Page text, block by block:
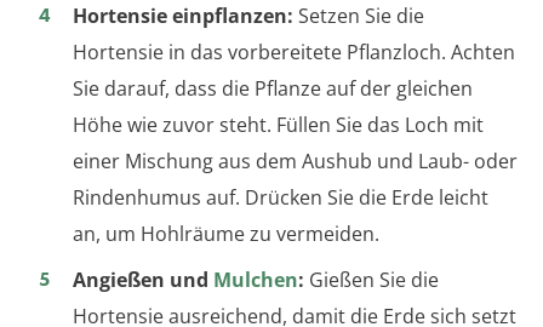
Hortensie einpflanzen: Setzen Sie die
Hortensie in das vorbereitete Pflanzloch. Achten
Sie darauf, dass die Pflanze auf der gleichen
Höhe wie zuvor steht. Füllen Sie das Loch mit
einer Mischung aus dem Aushub und Laub- oder
Rindenhumus auf. Drücken Sie die Erde leicht
an, um Hohlräume zu vermeiden.
Angießen und Mulchen: Gießen Sie die
Hortensie ausreichend, damit die Erde sich setzt